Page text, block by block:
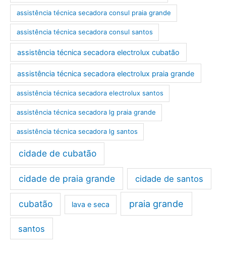
assistência técnica secadora consul praia grande
assistência técnica secadora consul santos
assistência técnica secadora electrolux cubatão
assistência técnica secadora electrolux praia grande
assistência técnica secadora electrolux santos
assistência técnica secadora lg praia grande
assistência técnica secadora lg santos
cidade de cubatão
cidade de praia grande cidade de santos
cubatão lava e seca praia grande
santos